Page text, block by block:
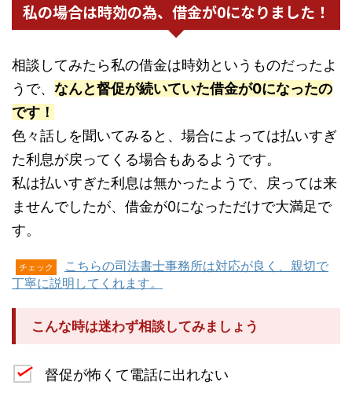
私の場合は時効の為、借金が0になりました！
相談してみたら私の借金は時効というものだったよ
うで、 なんと督促が続いていた借金が0になったの
です！
色々話しを聞いてみると、場合によっては払いすぎ
た利息が戻ってくる場合もあるようです。
私は払いすぎた利息は無かったようで、戻っては来
ませんでしたが、借金が0になっただけで大満足で
す。
チェック
こちらの司法書士事務所は対応が良く、親切で
丁寧に説明してくれます。
こんな時は迷わず相談してみましょう
督促が怖くて電話に出れない